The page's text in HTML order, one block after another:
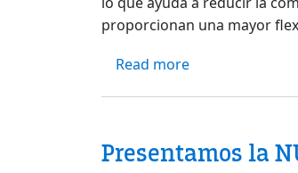
proporcionan una mayor
Read moreabout Todo lo
Presentamos la